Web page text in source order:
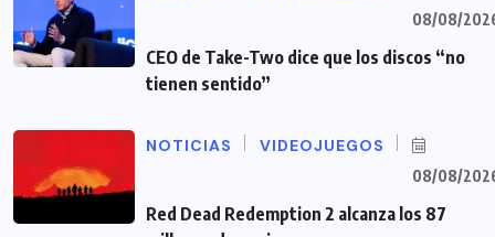
08/08/
CEO de Take-Two dice que los discos “no
tienen sentido”
NOTICIAS VIDEOJUEGOS
08/08/
Red Dead Redemption 2 alcanza los 87